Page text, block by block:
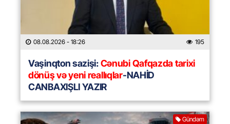
08.08.2026 - 18:26 195
Vaşinqton sazişi:Cənubi Qafqazda tarixi
dönüş və yeni reallıqlar-NAHİD
CANBAXIŞLI YAZIR
Gündəm